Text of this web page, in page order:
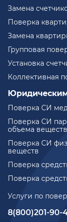
Услуги по
8(800)201-90-
Замена
Поверка
Замена
Групповая
Установка
Коллективная
Поверка СИ
Поверка СИ
объема веществ
Поверка СИ
веществ
Поверка
Поверка